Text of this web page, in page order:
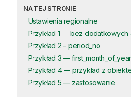
NA TEJ STRONIE
Ustawienia regionalne
Przykład 1 — bez dodatkowych
Przykład 2 – period_no
Przykład 3 — first_month_of_year
Przykład 4 — przykład z
Przykład 5 — zastosowanie